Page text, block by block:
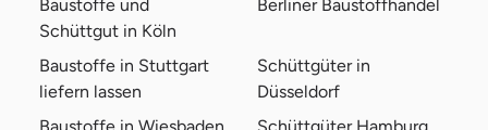
Baustoffe und
Schüttgut in Köln
Berliner Baustoffhandel
Baustoffe in Stuttgart
liefern lassen
Schüttgüter in
Düsseldorf